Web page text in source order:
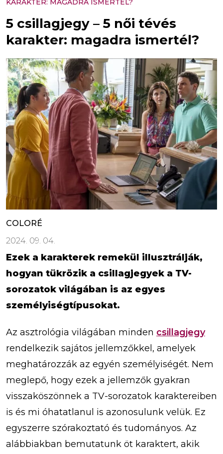
KARAKTER: MAGADRA ISMERTÉL?
5 csillagjegy – 5 női tévés
karakter: magadra ismertél?
COLORÉ
2024. 09. 04.
Ezek a karakterek remekül illusztrálják,
hogyan tükrözik a csillagjegyek a TV-
sorozatok világában is az egyes
személyiségtípusokat.
Az asztrológia világában minden csillagjegy
rendelkezik sajátos jellemzőkkel, amelyek
meghatározzák az egyén személyiségét. Nem
meglepő, hogy ezek a jellemzők gyakran
visszaköszönnek a TV-sorozatok karaktereiben
is és mi óhatatlanul is azonosulunk velük. Ez
egyszerre szórakoztató és tudományos. Az
alábbiakban bemutatunk öt karaktert, akik